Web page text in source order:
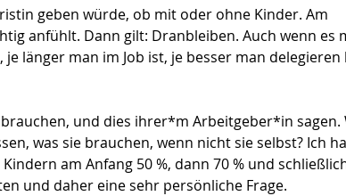
geben würde, ob mit oder ohne Kinder. Am
anfühlt. Dann gilt: Dranbleiben. Auch wenn es
länger man im Job ist, je besser man delegieren
und dies ihrer*m Arbeitgeber*in sagen.
was sie brauchen, wenn nicht sie selbst? Ich
am Anfang 50 %, dann 70 % und
und daher eine sehr persönliche Frage.